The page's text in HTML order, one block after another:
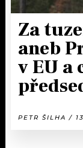
Za
aneb
v EU a
PETR ŠILHA /